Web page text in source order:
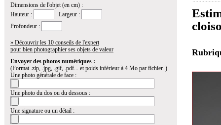
Dimensions de l'objet (en cm) :
Hauteur :
Largeur :
Profondeur :
» Découvrir les 10 conseils de l'expert
pour bien photographier ses objets de valeur
Envoyer des photos numériques :
(Format .zip, .jpg, .gif, .pdf... et poids inférieur à 4 Mo par fichier. )
Une photo générale de face :
Une photo du dos ou du dessous :
Une signature ou un détail :